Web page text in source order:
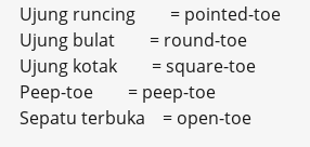
Ujung runcing = pointed-toe
Ujung bulat = round-toe
Ujung kotak = square-toe
Peep-toe = peep-toe
Sepatu terbuka = open-toe